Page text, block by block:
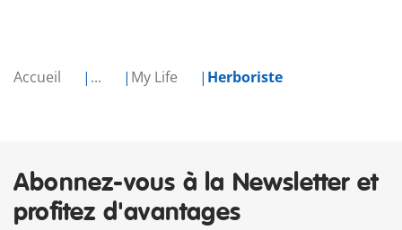
Accueil ... My Life Herboriste
Abonnez-vous à la Newsletter et
profitez d'avantages